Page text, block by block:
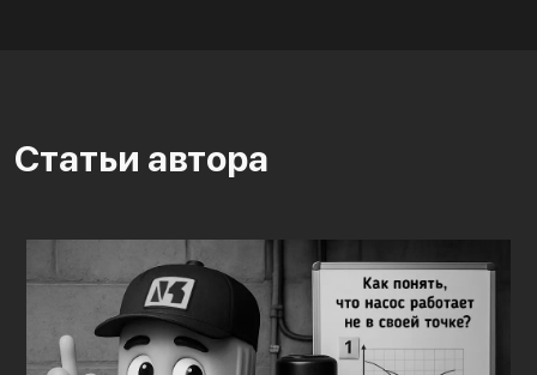
Статьи автора